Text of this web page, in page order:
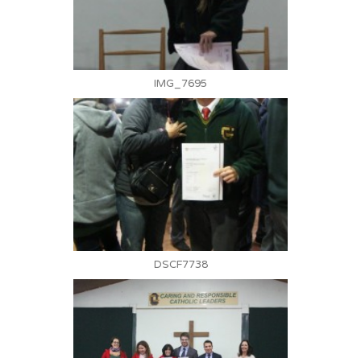
IMG_7695
DSCF7738